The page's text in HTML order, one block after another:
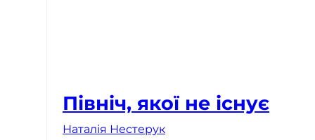
Північ, якої не існує
Наталія Нестерук